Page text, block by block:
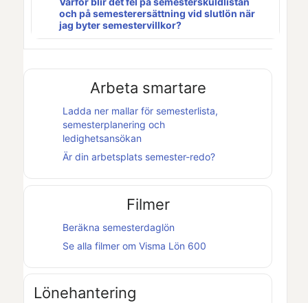
och på semesterersättning vid slutlön när
jag byter semestervillkor?
Arbeta smartare
Ladda ner mallar för semesterlista,
semesterplanering och
ledighetsansökan
Är din arbetsplats semester-redo?
Filmer
Beräkna semesterdaglön
Se alla filmer om Visma Lön 600
Lönehantering